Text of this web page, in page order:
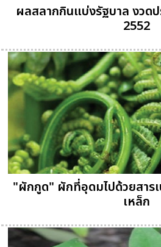
ผลสลากกินแบ่งรัฐบาล งวด
2552
"ผักกูด" ผักที่อุดมไปด้วยสาร
เหล็ก